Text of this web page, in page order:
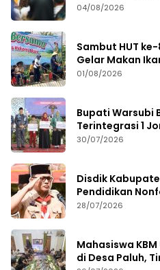
Kebijakan
04/08/2026
Sambut HUT
Gelar Makan
01/08/2026
Bupati Warsubi
Terintegrasi 1
Prestasi
30/07/2026
Disdik
Pendidikan
2026
28/07/2026
Mahasiswa
di Desa Paluh,